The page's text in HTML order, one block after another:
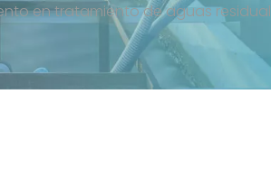
en tratamiento de aguas